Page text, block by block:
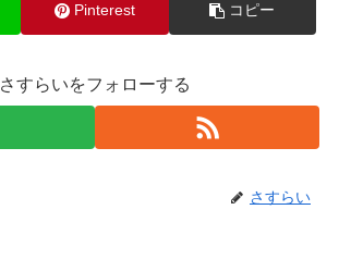
Pinterest コピー
さすらいをフォローする
さすらい